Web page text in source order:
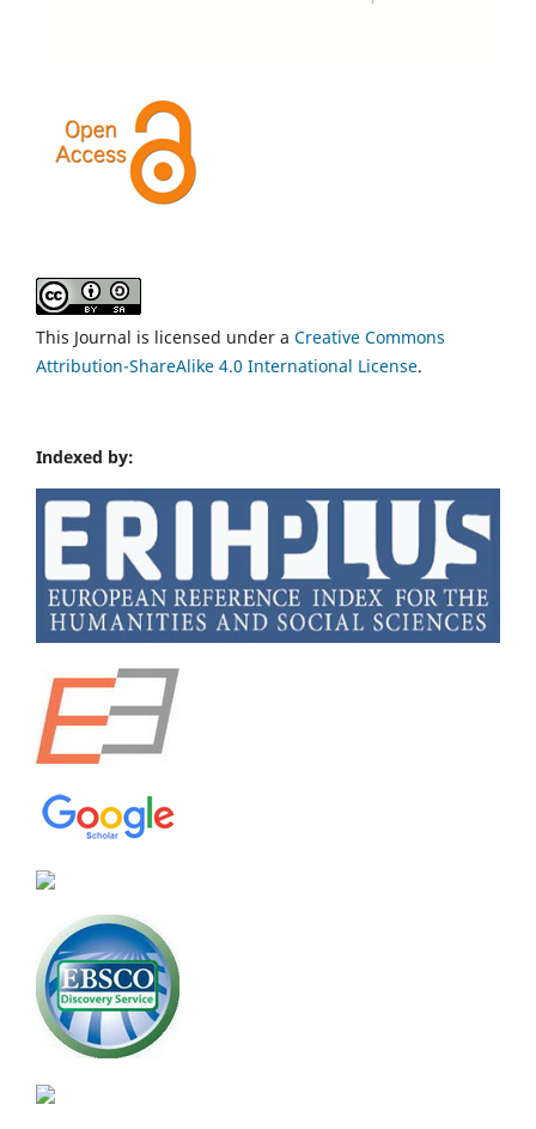
This Journal is licensed under a Creative Commons
Attribution-ShareAlike 4.0 International License.
Indexed by: